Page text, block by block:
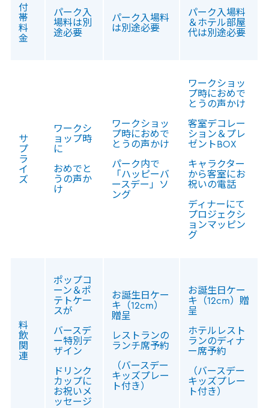
付
帯
料
金
パーク入
場料は別
途必要
パーク入場料
は別途必要
パーク入場料
＆ホテル部屋
代は別途必要
サ
プ
ラ
イ
ズ
ワークシ
ョップ時
に
おめでと
うの声か
け
ワークショッ
プ時におめで
とうの声かけ
パーク内で
「ハッピーバ
ースデー」ソ
ング
ワークショッ
プ時におめで
とうの声かけ
客室デコレー
ション＆プレ
ゼントBOX
キャラクター
から客室にお
祝いの電話
ディナーにて
プロジェクシ
ョンマッピン
グ
料
飲
関
連
ポップコ
ーン＆ポ
テトケー
スが
バースデ
ー特別デ
ザイン
ドリンク
カップに
お祝いメ
ッセージ
お誕生日ケー
キ（12cm）
贈呈
レストランの
ランチ席予約
（バースデー
キッズプレー
ト付き）
お誕生日ケー
キ（12cm）贈
呈
ホテルレスト
ランのディナ
ー席予約
（バースデー
キッズプレー
ト付き）